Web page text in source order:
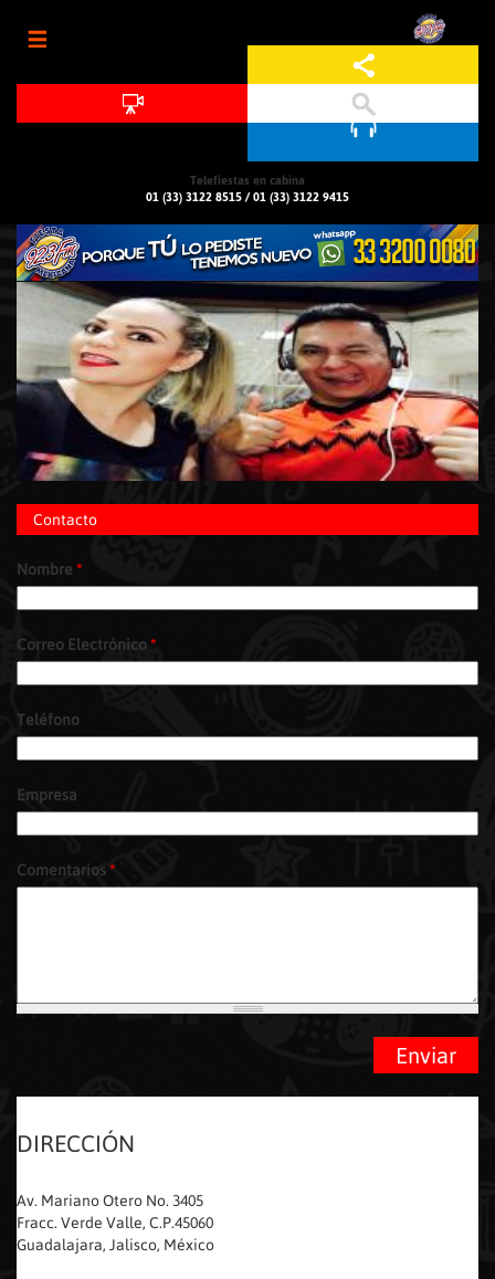
Telefiestas en cabina
01 (33) 3122 8515 /01 (33) 3122 9415
Contacto
Nombre *
Correo Electrónico*
Teléfono
Empresa
Comentarios*
DIRECCIÓN
Av. Mariano Otero No. 3405
Fracc. Verde Valle, C.P.45060
Guadalajara, Jalisco, México